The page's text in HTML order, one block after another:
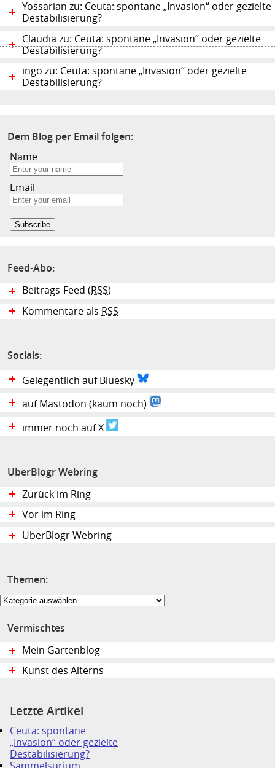
Yossarian zu: Ceuta: spontane „Invasion“ oder gezielte
Destabilisierung?
Claudia zu: Ceuta: spontane „Invasion“ oder gezielte
Destabilisierung?
ingo zu: Ceuta: spontane „Invasion“ oder gezielte
Destabilisierung?
Dem Blog per Email folgen:
Name
Email
Feed-Abo:
Beitrags-Feed ( RSS)
Kommentare als RSS
Socials:
Gelegentlich auf Bluesky
auf Mastodon (kaum noch)
immer noch auf X
UberBlogr Webring
Zurück im Ring
Vor im Ring
UberBlogr Webring
Themen:
Themen:
Vermischtes
Mein Gartenblog
Kunst des Alterns
Letzte Artikel
Ceuta: spontane
„Invasion“ oder gezielte
Destabilisierung?
Sammelsurium,